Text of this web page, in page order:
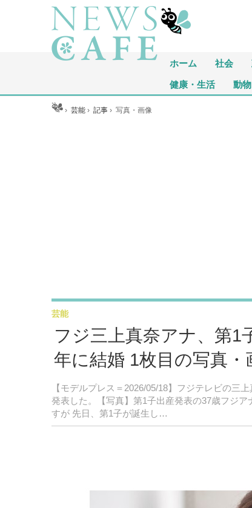
ホーム 社会
健康・生活 動物
ホーム ›芸能 ›記事 ›写真・画像
フジ三上真奈アナ、第1
年に結婚 1枚目の写真・
【モデルプレス＝2026/05/18】フジテレビの三
発表した。【写真】第1子出産発表の37歳フジ
すが 先日、第1子が誕生し…
芸能